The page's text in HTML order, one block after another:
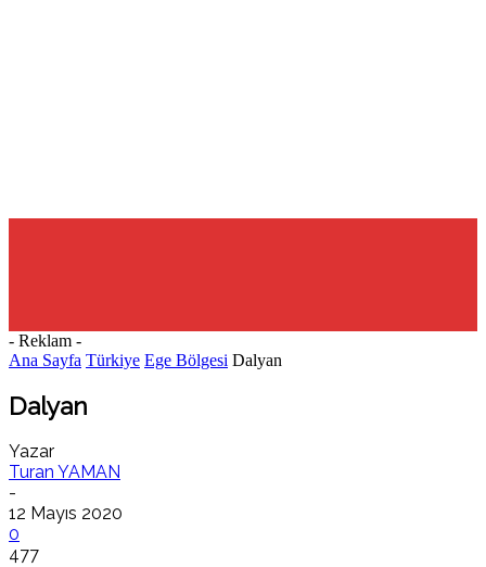
- Reklam -
Ana Sayfa Türkiye Ege Bölgesi Dalyan
Dalyan
Yazar
Turan YAMAN
-
12 Mayıs 2020
0
477